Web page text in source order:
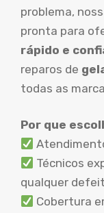
problema,
pronta para
rápido e
reparos de
todas as
Por que
Técnicos
qualquer
Cobertura